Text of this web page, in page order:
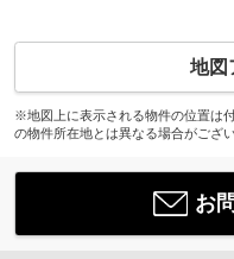
地図
※地図上に表示される物件の位置は
の物件所在地とは異なる場合がござい
お